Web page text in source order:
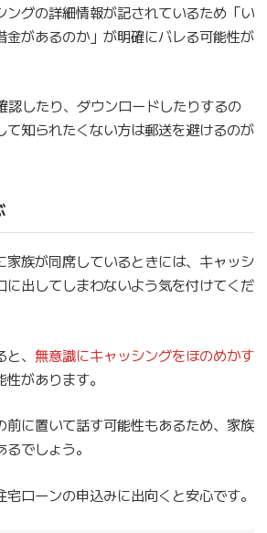
ングの詳細情報が記されているため「い
金があるのか」が明確にバレる可能性が
認したり、ダウンロードしたりするの
て知られたくない方は郵送を避けるのが
家族が同席しているときには、キャッシ
に出してしまわないよう気を付けてくだ
、 無意識にキャッシングをほのめかす
性があります。
前に置いて話す可能性もあるため、家族
でしょう。
ローンの申込みに出向くと安心です。